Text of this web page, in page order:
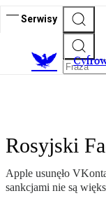
Serwisy
C
Rosyjski
Apple usunęło
sankcjami nie są